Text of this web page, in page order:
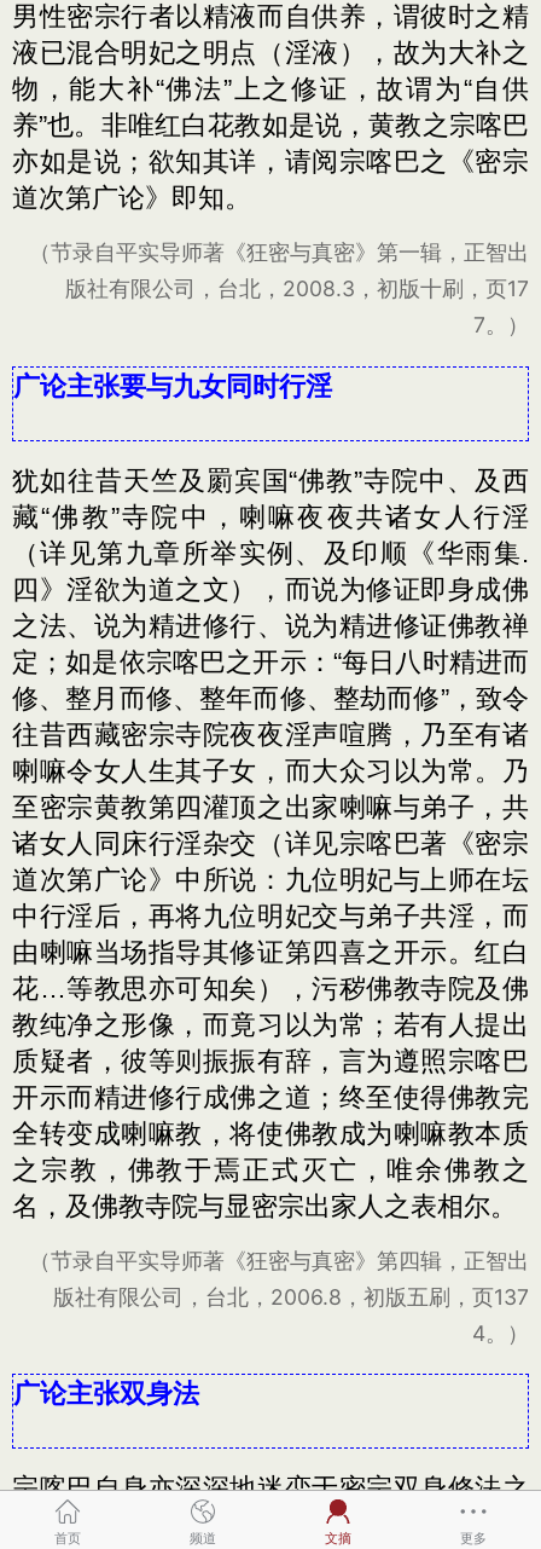
男性密宗行者以精液而自供养，谓彼时之精
液已混合明妃之明点（淫液），故为大补之
物，能大补“佛法”上之修证，故谓为“自供
养”也。非唯红白花教如是说，黄教之宗喀巴
亦如是说；欲知其详，请阅宗喀巴之《密宗
道次第广论》即知。
（节录自平实导师著《狂密与真密》第一辑，正智出
版社有限公司，台北，2008.3，初版十刷，页17
7。）
广论主张要与九女同时行淫
犹如往昔天竺及罽宾国“佛教”寺院中、及西
藏“佛教”寺院中，喇嘛夜夜共诸女人行淫
（详见第九章所举实例、及印顺《华雨集.
四》淫欲为道之文），而说为修证即身成佛
之法、说为精进修行、说为精进修证佛教禅
定；如是依宗喀巴之开示：“每日八时精进而
修、整月而修、整年而修、整劫而修”，致令
往昔西藏密宗寺院夜夜淫声喧腾，乃至有诸
喇嘛令女人生其子女，而大众习以为常。乃
至密宗黄教第四灌顶之出家喇嘛与弟子，共
诸女人同床行淫杂交（详见宗喀巴著《密宗
道次第广论》中所说：九位明妃与上师在坛
中行淫后，再将九位明妃交与弟子共淫，而
由喇嘛当场指导其修证第四喜之开示。红白
花…等教思亦可知矣），污秽佛教寺院及佛
教纯净之形像，而竟习以为常；若有人提出
质疑者，彼等则振振有辞，言为遵照宗喀巴
开示而精进修行成佛之道；终至使得佛教完
全转变成喇嘛教，将使佛教成为喇嘛教本质
之宗教，佛教于焉正式灭亡，唯余佛教之
名，及佛教寺院与显密宗出家人之表相尔。
（节录自平实导师著《狂密与真密》第四辑，正智出
版社有限公司，台北，2006.8，初版五刷，页137
4。）
广论主张双身法
宗喀巴自身亦深深地迷恋于密宗双身修法之
邪见中，而谓言：“内修乐空不二之无上道，
首页 频道 文摘 更多